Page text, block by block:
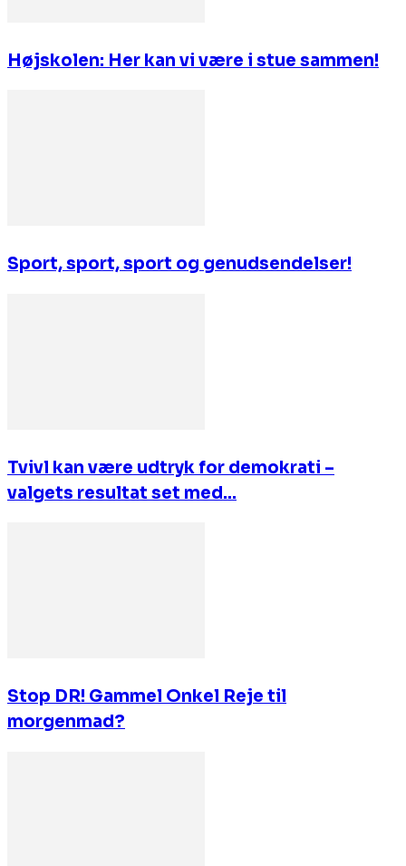
Højskolen: Her kan vi være i stue sammen!
Sport, sport, sport og genudsendelser!
Tvivl kan være udtryk for demokrati –
valgets resultat set med...
Stop DR! Gammel Onkel Reje til
morgenmad?